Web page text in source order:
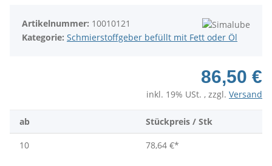
Artikelnummer: 10010121
Kategorie: Schmierstoffgeber befüllt mit Fett oder Öl
86,50 €
inkl. 19% USt. , zzgl. Versand
ab Stückpreis / Stk
10 78,64 €*